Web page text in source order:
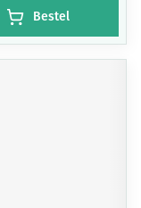
Bestel